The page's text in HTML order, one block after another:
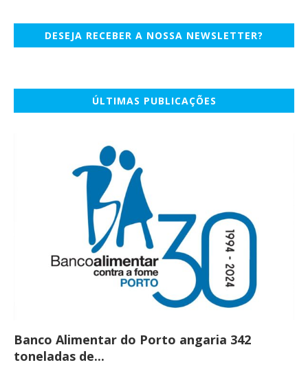
DESEJA RECEBER A NOSSA NEWSLETTER?
ÚLTIMAS PUBLICAÇÕES
Banco Alimentar do Porto angaria 342
toneladas de...